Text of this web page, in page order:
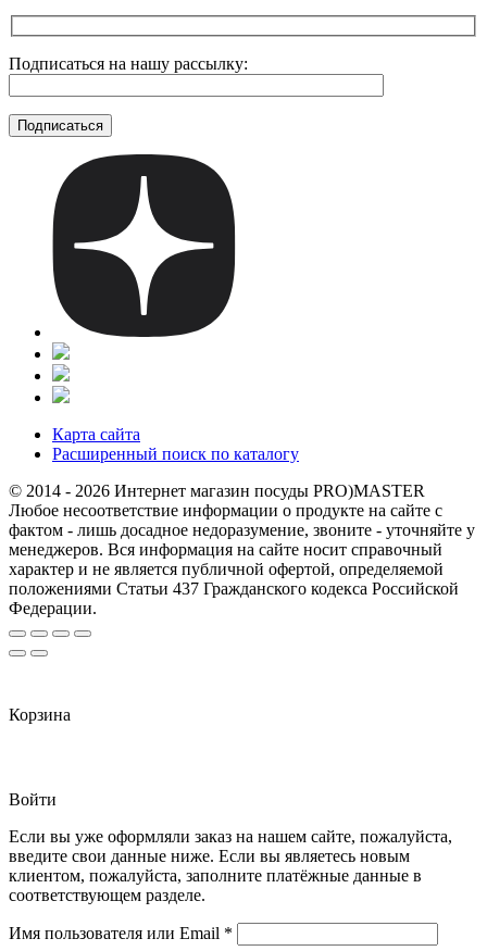
Подписаться на нашу рассылку:
Карта сайта
Расширенный поиск по каталогу
© 2014 - 2026 Интернет магазин посуды PRO)MASTER
Любое несоответствие информации о продукте на сайте с
фактом - лишь досадное недоразумение, звоните - уточняйте у
менеджеров. Вся информация на сайте носит справочный
характер и не является публичной офертой, определяемой
положениями Статьи 437 Гражданского кодекса Российской
Федерации.
Корзина
Войти
Если вы уже оформляли заказ на нашем сайте, пожалуйста,
введите свои данные ниже. Если вы являетесь новым
клиентом, пожалуйста, заполните платёжные данные в
соответствующем разделе.
Имя пользователя или Email *